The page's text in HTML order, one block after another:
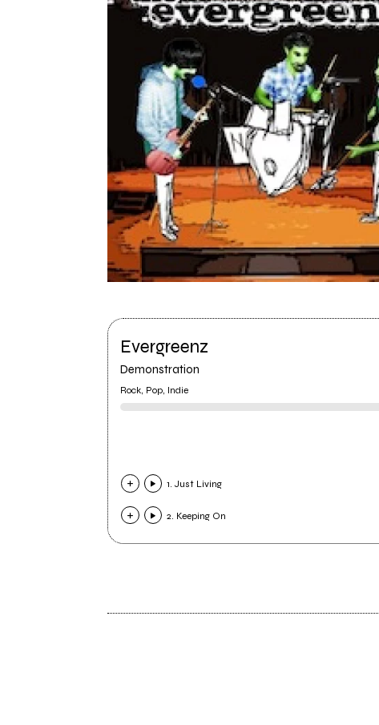
Evergreenz
Demonstration
Rock, Pop, Indie
1. Just Living
2. Keeping On